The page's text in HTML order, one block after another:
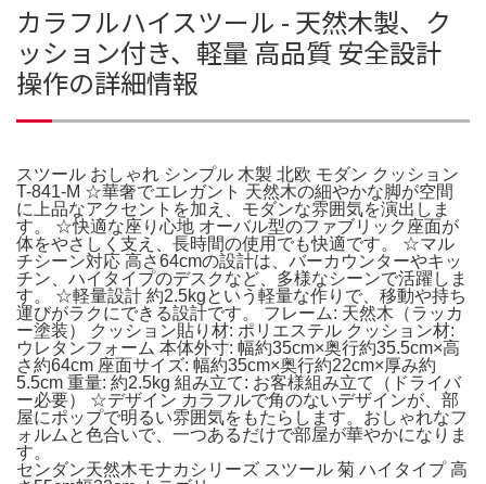
カラフルハイスツール - 天然木製、ク
ッション付き、軽量 高品質 安全設計
操作の詳細情報
スツール おしゃれ シンプル 木製 北欧 モダン クッション
T-841-M ☆華奢でエレガント 天然木の細やかな脚が空間
に上品なアクセントを加え、モダンな雰囲気を演出しま
す。 ☆快適な座り心地 オーバル型のファブリック座面が
体をやさしく支え、長時間の使用でも快適です。 ☆マル
チシーン対応 高さ64cmの設計は、バーカウンターやキッ
チン、ハイタイプのデスクなど、多様なシーンで活躍しま
す。 ☆軽量設計 約2.5kgという軽量な作りで、移動や持ち
運びがラクにできる設計です。 フレーム: 天然木（ラッカ
ー塗装） クッション貼り材: ポリエステル クッション材:
ウレタンフォーム 本体外寸: 幅約35cm×奥行約35.5cm×高
さ約64cm 座面サイズ: 幅約35cm×奥行約22cm×厚み約
5.5cm 重量: 約2.5kg 組み立て: お客様組み立て（ドライバ
ー必要） ☆デザイン カラフルで角のないデザインが、部
屋にポップで明るい雰囲気をもたらします。おしゃれなフ
ォルムと色合いで、一つあるだけで部屋が華やかになりま
す。
センダン天然木モナカシリーズ スツール 菊 ハイタイプ 高